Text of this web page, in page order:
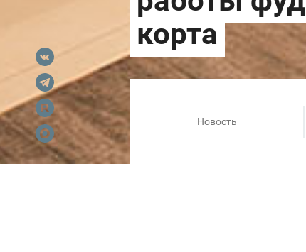
Новость